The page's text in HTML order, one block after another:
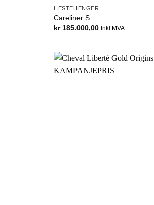
HESTEHENGER
Careliner S
kr185.000,00 Inkl MVA